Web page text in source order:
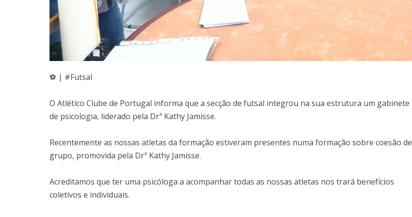
⚽ | #Futsal
O Atlético Clube de Portugal informa que a secção de futsal integrou na sua estrutura um gabinete
de psicologia, liderado pela Drª Kathy Jamisse.
Recentemente as nossas atletas da formação estiveram presentes numa formação sobre coesão de
grupo, promovida pela Drª Kathy Jamisse.
Acreditamos que ter uma psicóloga a acompanhar todas as nossas atletas nos trará benefícios
coletivos e individuais.